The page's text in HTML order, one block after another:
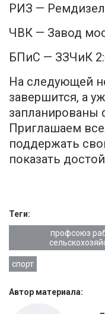
РИЗ —
ЧВК — Завод
БПиС — ЗЗЧиК
На следующей
завершится, а
запланированы
Приглашаем
поддержать
показать
Теги:
профсоюз
спорт
Автор материала: